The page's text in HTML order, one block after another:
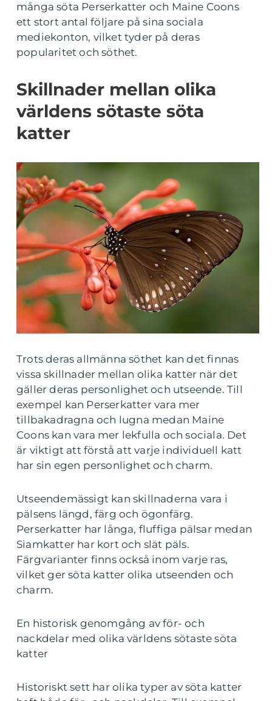
många söta Perserkatter och Maine Coons
ett stort antal följare på sina sociala
mediekonton, vilket tyder på deras
popularitet och söthet.
Skillnader mellan olika
världens sötaste söta
katter
Trots deras allmänna söthet kan det finnas
vissa skillnader mellan olika katter när det
gäller deras personlighet och utseende. Till
exempel kan Perserkatter vara mer
tillbakadragna och lugna medan Maine
Coons kan vara mer lekfulla och sociala. Det
är viktigt att förstå att varje individuell katt
har sin egen personlighet och charm.
Utseendemässigt kan skillnaderna vara i
pälsens längd, färg och ögonfärg.
Perserkatter har långa, fluffiga pälsar medan
Siamkatter har kort och slät päls.
Färgvarianter finns också inom varje ras,
vilket ger söta katter olika utseenden och
charm.
En historisk genomgång av för- och
nackdelar med olika världens sötaste söta
katter
Historiskt sett har olika typer av söta katter